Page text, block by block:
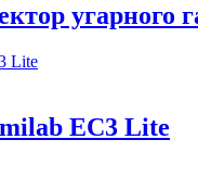
угарного
EC3 Lite